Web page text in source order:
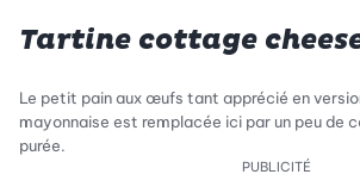
Tartine cottage
Le petit pain aux œufs tant apprécié en
mayonnaise est remplacée ici par un peu de
purée.
PUBLICITÉ